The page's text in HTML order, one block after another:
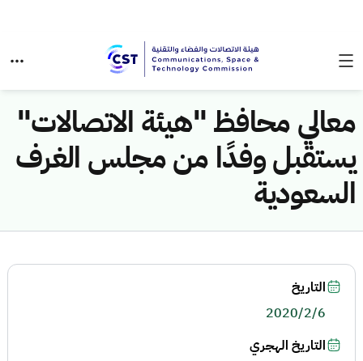
معالي محافظ "هيئة الاتصالات"
يستقبل وفدًا من مجلس الغرف
السعودية
التاريخ
2020/2/6
التاريخ الهجري